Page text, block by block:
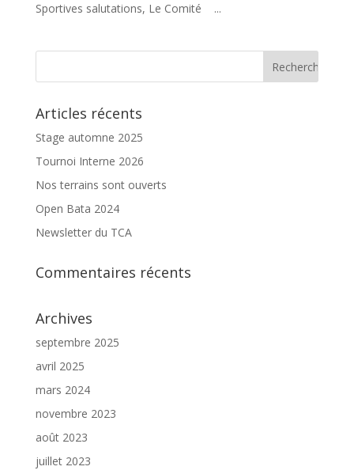
Sportives salutations, Le Comité ...
Articles récents
Stage automne 2025
Tournoi Interne 2026
Nos terrains sont ouverts
Open Bata 2024
Newsletter du TCA
Commentaires récents
Archives
septembre 2025
avril 2025
mars 2024
novembre 2023
août 2023
juillet 2023